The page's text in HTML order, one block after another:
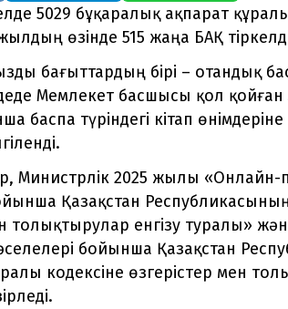
елде 5029 бұқаралық ақпарат
өзінде 515 жаңа БАҚ
бағыттардың бірі – отандық
Мемлекет басшысы қол қойған
баспа түріндегі кітап
Министрлік 2025 жылы
Қазақстан
толықтырулар енгізу туралы»
бойынша Қазақстан
кодексіне өзгерістер мен